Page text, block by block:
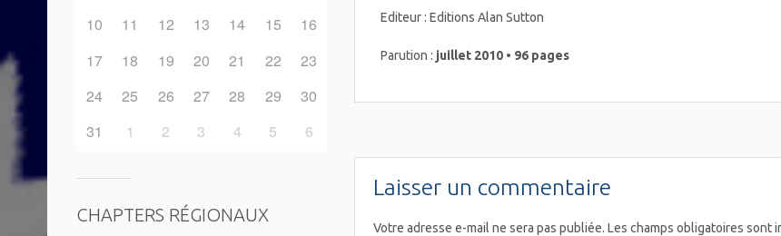
Editeur : Editions Alan Sutton
Parution : juillet 2010 • 96 pages
Laisser un commentaire
Votre adresse e-mail ne sera pas publiée. Les champs obligatoires sont
10
11 12 13 14 15
16
17
18 19 20 21 22
23
24
25 26 27 28 29
30
31
1 2 3 4 5 6
CHAPTERS RÉGIONAUX